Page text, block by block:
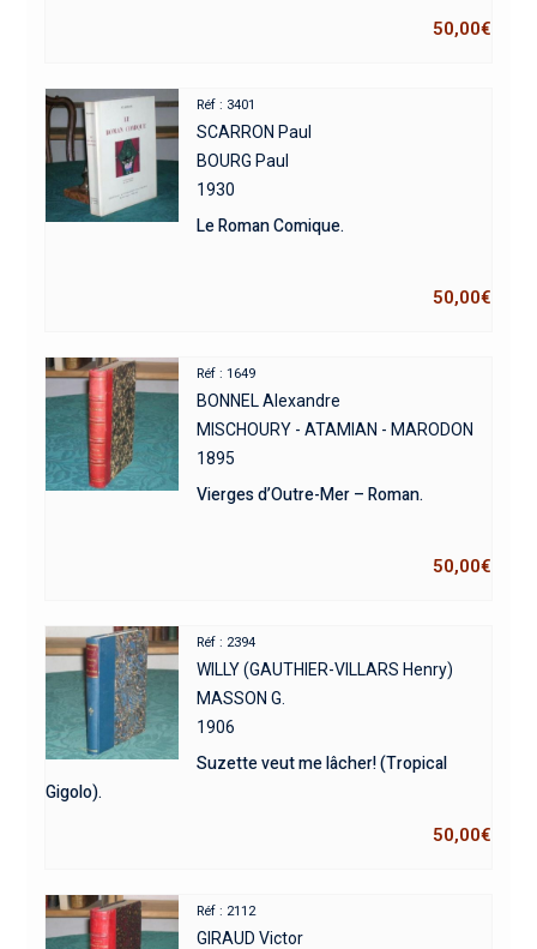
50,00€
Réf : 3401
SCARRON Paul
BOURG Paul
1930
Le Roman Comique.
50,00€
Réf : 1649
BONNEL Alexandre
MISCHOURY - ATAMIAN - MARODON
1895
Vierges d’Outre-Mer – Roman.
50,00€
Réf : 2394
WILLY (GAUTHIER-VILLARS Henry)
MASSON G.
1906
Suzette veut me lâcher! (Tropical
Gigolo).
50,00€
Réf : 2112
GIRAUD Victor